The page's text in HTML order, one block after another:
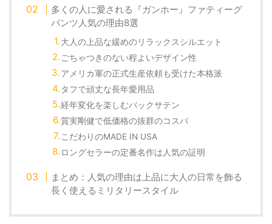
多くの人に愛される『ガンホー』ファティーグ
パンツ人気の理由8選
大人の上品な緩めのリラックスシルエット
ごちゃつきのない程よいデザイン性
アメリカ軍の正式生産依頼も受けた本格派
タフで頑丈な長年愛用品
経年変化を楽しむバックサテン
質実剛健で低価格の抜群のコスパ
こだわりのMADE IN USA
ロングセラーの定番名作は人気の証明
まとめ：人気の理由は上品に大人の日常を飾る
長く使えるミリタリースタイル